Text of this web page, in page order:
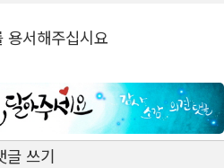
용서해주십시요
글 쓰기